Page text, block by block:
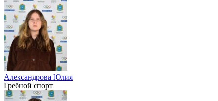
Александрова Юлия
Гребной спорт